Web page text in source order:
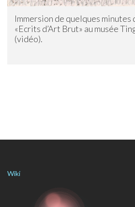
Immersion de quelques minutes
«Ecrits d’Art Brut» au musée
(vidéo).
Wiki